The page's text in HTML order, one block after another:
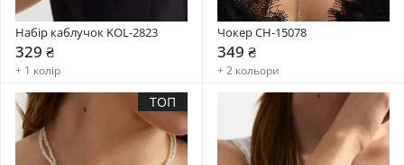
Набір каблучок KOL-2823
329 ₴
+ 1 колір
Чокер CH-15078
349 ₴
+ 2 кольори
ТОП